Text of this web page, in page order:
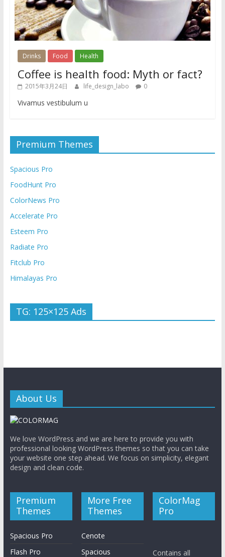
Drinks Food Health
Coffee is health food: Myth or fact?
2015年3月24日 life_design_labo 0
Vivamus vestibulum u
Premium Themes
Spacious Pro
FoodHunt Pro
ColorNews Pro
Accelerate Pro
Esteem Pro
Radiate Pro
Fitclub Pro
Himalayas Pro
TG: 125×125 Ads
About Us
We love WordPress and we are here to provide you with
professional looking WordPress themes so that you can take
your website one step ahead. We focus on simplicity, elegant
design and clean code.
Premium
Themes
Spacious Pro
Flash Pro
More Free
Themes
Cenote
Spacious
ColorMag
Pro
Contains all